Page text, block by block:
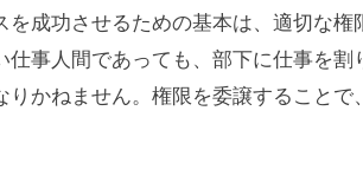
成功させるための基本は、適切な権
事人間であっても、部下に仕事を割
かねません。権限を委譲することで